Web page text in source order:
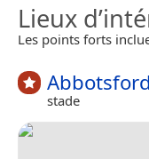
Lieux
Les points forts
stade